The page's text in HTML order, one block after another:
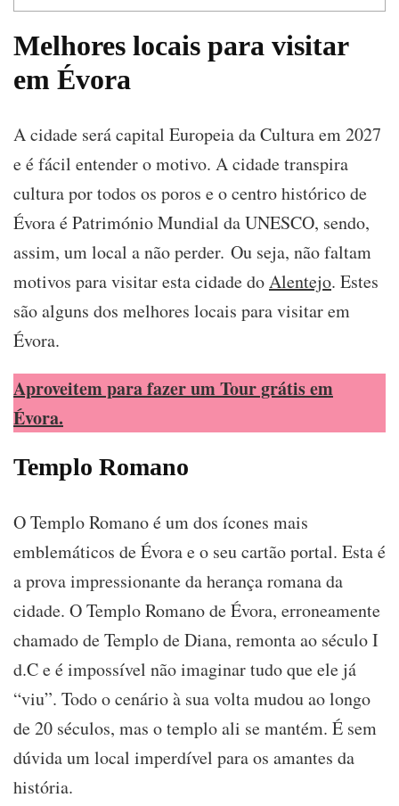
Melhores locais para visitar
em Évora
A cidade será capital Europeia da Cultura em 2027
e é fácil entender o motivo. A cidade transpira
cultura por todos os poros e o centro histórico de
Évora é Património Mundial da UNESCO, sendo,
assim, um local a não perder. Ou seja, não faltam
motivos para visitar esta cidade doAlentejo. Estes
são alguns dos melhores locais para visitar em
Évora.
Aproveitem para fazer um Tour grátis em
Évora.
Templo Romano
O Templo Romano é um dos ícones mais
emblemáticos de Évora e o seu cartão portal. Esta é
a prova impressionante da herança romana da
cidade. O Templo Romano de Évora, erroneamente
chamado de Templo de Diana, remonta ao século I
d.C e é impossível não imaginar tudo que ele já
“viu”. Todo o cenário à sua volta mudou ao longo
de 20 séculos, mas o templo ali se mantém. É sem
dúvida um local imperdível para os amantes da
história.